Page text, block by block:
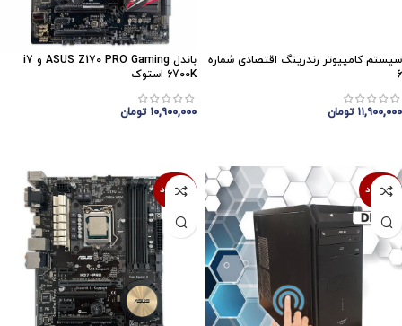
سیستم کامپیوتر رندرینگ اقتصادی شماره
6
۱۱,۹۰۰,۰۰۰ تومان
باندل ASUS Z170 PRO Gaming و i7
6700K استوک
۱۰,۹۰۰,۰۰۰ تومان
ناموجود ناموجود